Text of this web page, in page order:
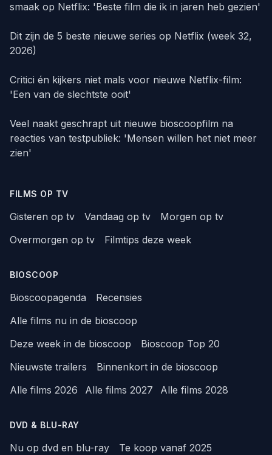
smaak op Netflix: 'Beste film die ik in jaren heb gezien'
Dit zijn de 5 beste nieuwe series op Netflix (week 32,
2026)
Critici én kijkers niet mals voor nieuwe Netflix-film:
'Een van de slechtste ooit'
Veel naakt geschrapt uit nieuwe bioscoopfilm na
reacties van testpubliek: 'Mensen willen het niet meer
zien'
FILMS OP TV
Gisteren op tv Vandaag op tv
Morgen op tv
Overmorgen op tv
Filmtips deze week
BIOSCOOP
Bioscoopagenda
Recensies
Alle films nu in de bioscoop
Deze week in de bioscoop
Bioscoop Top 20
Nieuwste trailers
Binnenkort in de bioscoop
Alle films 2026
Alle films 2027 Alle films 2028
DVD & BLU-RAY
Nu op dvd en blu-ray
Te koop vanaf 2025